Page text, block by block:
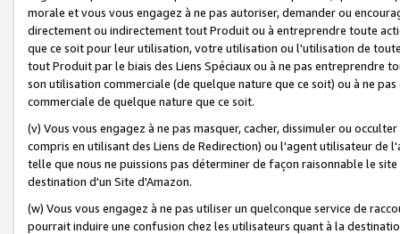
morale et vous vous engagez à ne pas autoriser, demander ou
directement ou indirectement tout Produit ou à entreprendre toute
que ce soit pour leur utilisation, votre utilisation ou l'utilisation de
tout Produit par le biais des Liens Spéciaux ou à ne pas entreprendre
son utilisation commerciale (de quelque nature que ce soit) ou à ne
commerciale de quelque nature que ce soit.
(v) Vous vous engagez à ne pas masquer, cacher, dissimuler ou
compris en utilisant des Liens de Redirection) ou l'agent utilisateur
telle que nous ne puissions pas déterminer de façon raisonnable le
destination d'un Site d'Amazon.
(w) Vous vous engagez à ne pas utiliser un quelconque service de
pourrait induire une confusion chez les utilisateurs quant à la